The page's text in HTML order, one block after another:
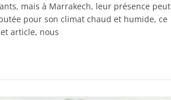
mais à Marrakech, leur présence peut
pour son climat chaud et humide, ce
article, nous